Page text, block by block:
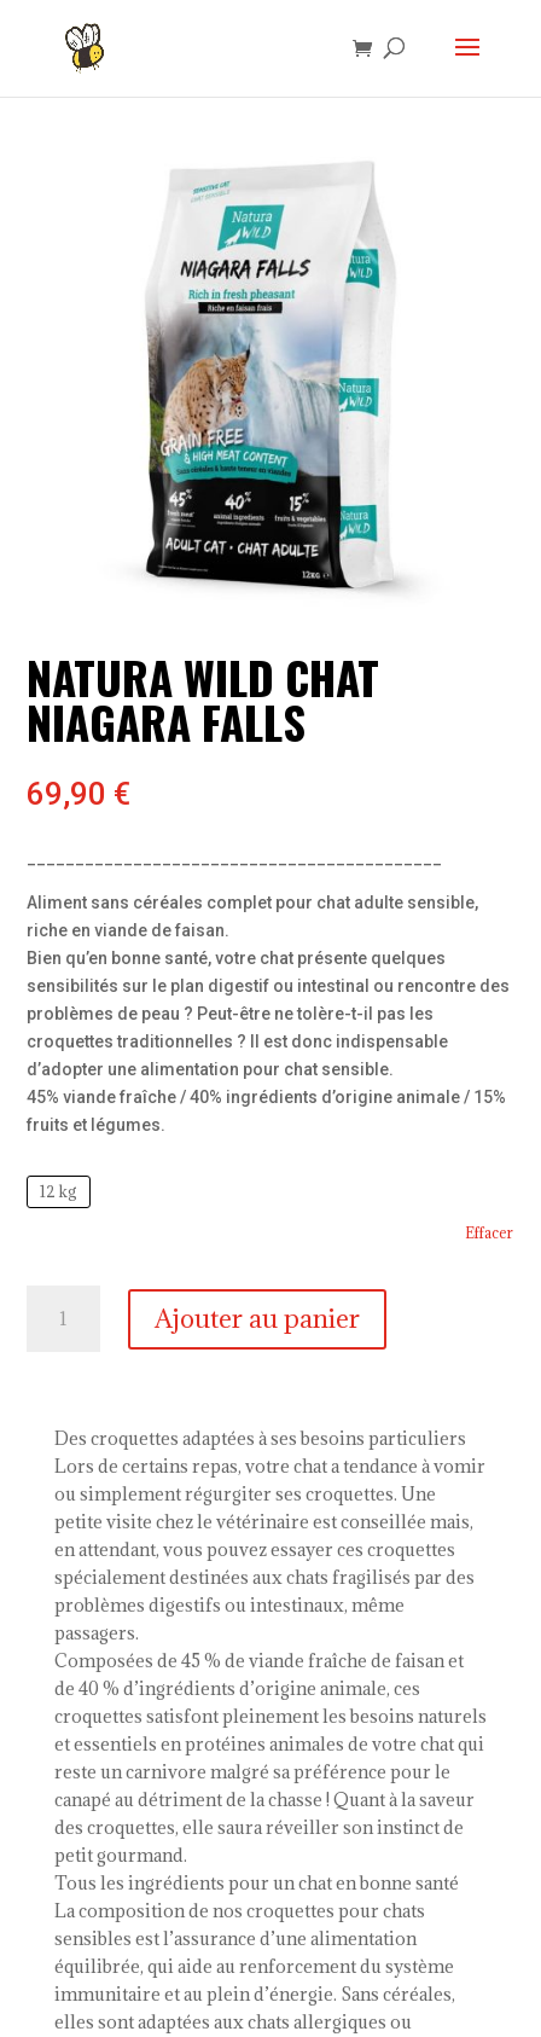
NATURA WILD CHAT
NIAGARA FALLS
69,90 €
Aliment sans céréales complet pour chat adulte sensible,
riche en viande de faisan.
Bien qu’en bonne santé, votre chat présente quelques
sensibilités sur le plan digestif ou intestinal ou rencontre des
problèmes de peau ? Peut-être ne tolère-t-il pas les
croquettes traditionnelles ? Il est donc indispensable
d’adopter une alimentation pour chat sensible.
45% viande fraîche / 40% ingrédients d’origine animale / 15%
fruits et légumes.
12 kg
Effacer
Niagara
Falls
Ajouter au panier
Des croquettes adaptées à ses besoins particuliers
Lors de certains repas, votre chat a tendance à vomir
ou simplement régurgiter ses croquettes. Une
petite visite chez le vétérinaire est conseillée mais,
en attendant, vous pouvez essayer ces croquettes
spécialement destinées aux chats fragilisés par des
problèmes digestifs ou intestinaux, même
passagers.
Composées de 45 % de viande fraîche de faisan et
de 40 % d’ingrédients d’origine animale, ces
croquettes satisfont pleinement les besoins naturels
et essentiels en protéines animales de votre chat qui
reste un carnivore malgré sa préférence pour le
canapé au détriment de la chasse ! Quant à la saveur
des croquettes, elle saura réveiller son instinct de
petit gourmand.
Tous les ingrédients pour un chat en bonne santé
La composition de nos croquettes pour chats
sensibles est l’assurance d’une alimentation
équilibrée, qui aide au renforcement du système
immunitaire et au plein d’énergie. Sans céréales,
elles sont adaptées aux chats allergiques ou